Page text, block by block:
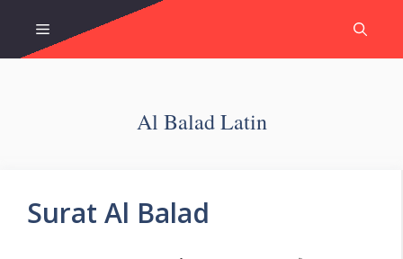
content
Menu
Al Balad Latin
Surat Al Balad